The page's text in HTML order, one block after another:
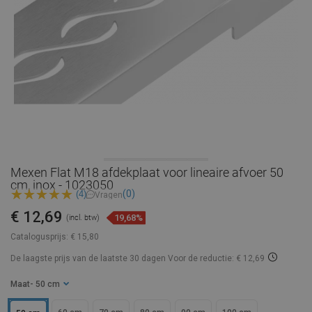
Mexen Flat M18 afdekplaat voor lineaire afvoer 50
cm, inox - 1023050
(4) Vragen(0)
Catalogusprijs: € 15,80
€ 12,69 (incl. btw) 19,68%
De laagste prijs van de laatste 30 dagen Voor de reductie: € 12,69
Maat - 50 cm